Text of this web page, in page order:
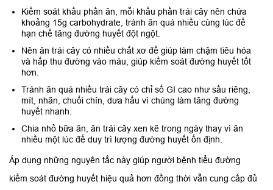
Kiểm soát khẩu phần ăn, mỗi khẩu phần trái cây nên chứa
khoảng 15g carbohydrate, tránh ăn quá nhiều cùng lúc để
hạn chế tăng đường huyết đột ngột.
Nên ăn trái cây có nhiều chất xơ để giúp làm chậm tiêu hóa
và hấp thu đường vào máu, giúp kiểm soát đường huyết tốt
hơn.
Tránh ăn quá nhiều trái cây có chỉ số GI cao như sầu riêng,
mít, nhãn, chuối chín, dưa hấu vì chúng làm tăng đường
huyết nhanh.
Chia nhỏ bữa ăn, ăn trái cây xen kẽ trong ngày thay vì ăn
nhiều một lúc để duy trì lượng đường huyết ổn định.
Áp dụng những nguyên tắc này giúp người bệnh tiểu đường
kiểm soát đường huyết hiệu quả hơn đồng thời vẫn cung cấp đủ